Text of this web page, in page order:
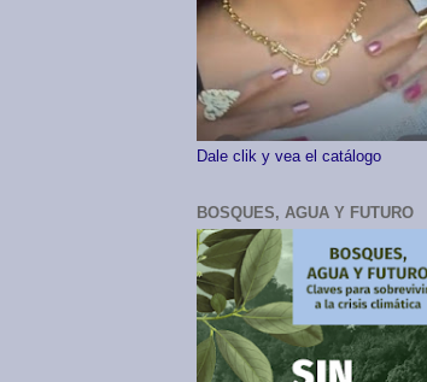
Dale clik y vea el catálogo
BOSQUES, AGUA Y FUTURO